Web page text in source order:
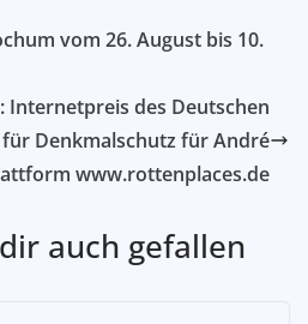
vom 26. August bis 10.
Internetpreis des Deutschen
Denkmalschutz für André
www.rottenplaces.de
auch gefallen